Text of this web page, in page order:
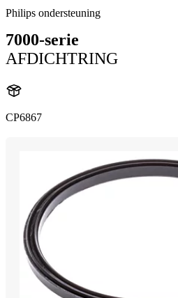
Philips ondersteuning
7000-serie
AFDICHTRING
CP6867